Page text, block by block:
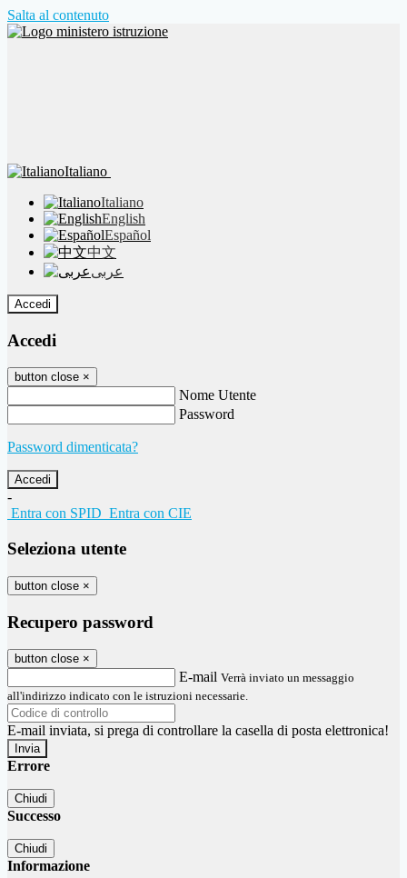
Salta al contenuto
Italiano
Italiano
English
Español
中文
عربى
Accedi
Accedi
button close ×
Nome Utente
Password
Password dimenticata?
-
Entra con SPID Entra con CIE
Seleziona utente
button close ×
Recupero password
button close ×
E-mail Verrà inviato un messaggio
all'indirizzo indicato con le istruzioni necessarie.
E-mail inviata, si prega di controllare la casella di posta elettronica!
Errore
Chiudi
Successo
Chiudi
Informazione